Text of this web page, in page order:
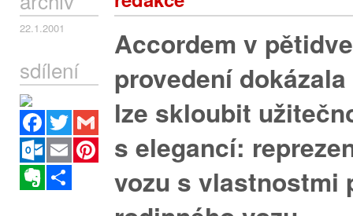
22.1.2001
sdílení
Facebook
Twitter
Gmail
Outlook.com
Email
Pinterest
Evernote
Accordem v
provedení
lze skloubit
s elegancí:
vozu s vlastnostmi